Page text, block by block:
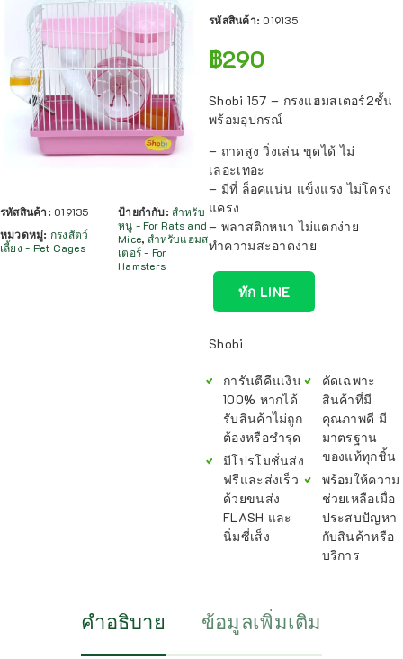
รหัสสินค้า: 019135
หมวดหมู่: กรงสัตว์
เลี้ยง - Pet Cages
ป้ายกำกับ: สำหรับ
หนู - For Rats and
Mice, สำหรับแฮมส
เตอร์ - For
Hamsters
รหัสสินค้า: 019135
฿290
Shobi 157 – กรงแฮมสเตอร์2ชั้น
พร้อมอุปกรณ์
– ถาดสูง วิ่งเล่น ขุดได้ ไม่
เลอะเทอะ
– มีที่ ล็อคแน่น แข็งแรง ไม่โครง
แครง
– พลาสติกหนา ไม่แตกง่าย
ทำความสะอาดง่าย
ทัก LINE
Shobi
การันตีคืนเงิน
100% หากได้
รับสินค้าไม่ถูก
ต้องหรือชำรุด
มีโปรโมชั่นส่ง
ฟรีและส่งเร็ว
ด้วยขนส่ง
FLASH และ
นิ่มซี่เส็ง
คัดเฉพาะ
สินค้าที่มี
คุณภาพดี มี
มาตรฐาน
ของแท้ทุกชิ้น
พร้อมให้ความ
ช่วยเหลือเมื่อ
ประสบปัญหา
กับสินค้าหรือ
บริการ
คำอธิบาย ข้อมูลเพิ่มเติม